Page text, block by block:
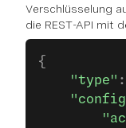
Verschlüsselung
die REST-API mit
{
    "type"